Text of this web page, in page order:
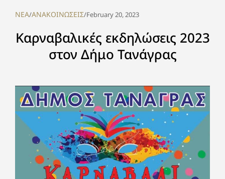
NEA/ΑΝΑΚΟΙΝΩΣΕΙΣ/February 20, 2023
Καρναβαλικές εκδηλώσεις 2023
στον Δήμο Τανάγρας